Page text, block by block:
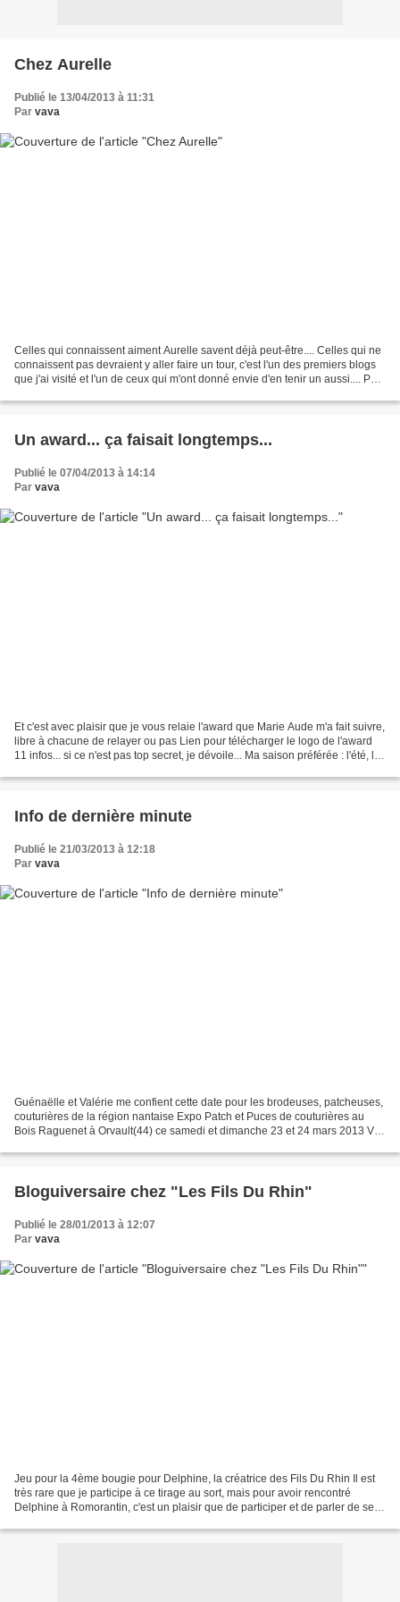
Chez Aurelle
Publié le 13/04/2013 à 11:31
Par vava
Celles qui connaissent aiment Aurelle savent déjà peut-être.... Celles qui ne
connaissent pas devraient y aller faire un tour, c'est l'un des premiers blogs
que j'ai visité et l'un de ceux qui m'ont donné envie d'en tenir un aussi.... Petit
Un award... ça faisait longtemps...
Publié le 07/04/2013 à 14:14
Par vava
Et c'est avec plaisir que je vous relaie l'award que Marie Aude m'a fait suivre,
libre à chacune de relayer ou pas Lien pour télécharger le logo de l'award
11 infos... si ce n'est pas top secret, je dévoile... Ma saison préférée : l'été, le
Info de dernière minute
Publié le 21/03/2013 à 12:18
Par vava
Guénaëlle et Valérie me confient cette date pour les brodeuses, patcheuses,
couturières de la région nantaise Expo Patch et Puces de couturières au
Bois Raguenet à Orvault(44) ce samedi et dimanche 23 et 24 mars 2013 Voir
Bloguiversaire chez "Les Fils Du Rhin"
Publié le 28/01/2013 à 12:07
Par vava
Jeu pour la 4ème bougie pour Delphine, la créatrice des Fils Du Rhin Il est
très rare que je participe à ce tirage au sort, mais pour avoir rencontré
Delphine à Romorantin, c'est un plaisir que de participer et de parler de ses